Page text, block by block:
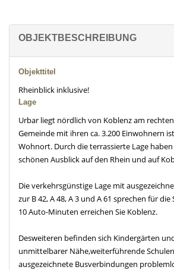
OBJEKTBESCHREIBUNG
Objekttitel
Rheinblick inklusive!
Lage
Urbar liegt nördlich von Koblenz am
Gemeinde mit ihren ca. 3.200 Einwohnern
Wohnort. Durch die terrassierte Lage
schönen Ausblick auf den Rhein und auf
Die verkehrsgünstige Lage mit
zur B 42, A 48, A 3 und A 61 sprechen für
10 Auto-Minuten erreichen Sie Koblenz.
Desweiteren befinden sich Kindergärten
unmittelbarer Nähe,weiterführende
ausgezeichnete Busverbindungen